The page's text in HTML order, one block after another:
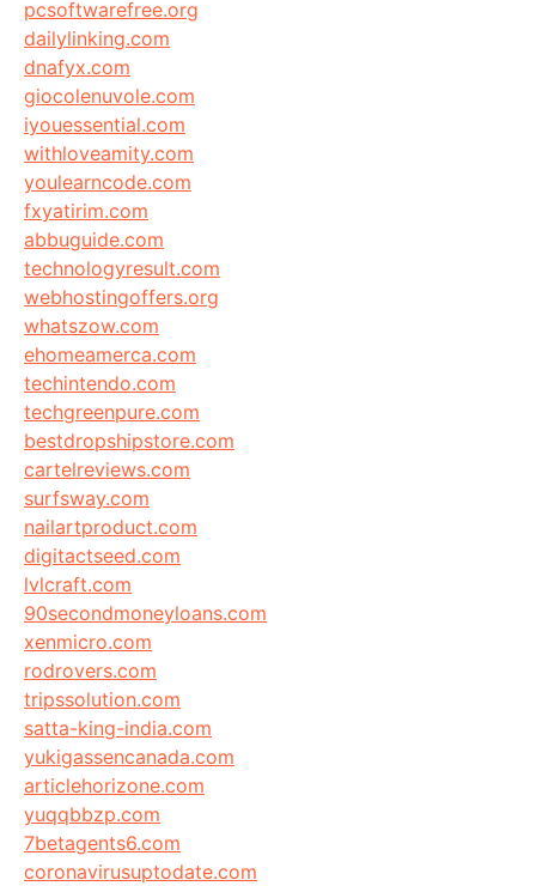
pcsoftwarefree.org
dailylinking.com
dnafyx.com
giocolenuvole.com
iyouessential.com
withloveamity.com
youlearncode.com
fxyatirim.com
abbuguide.com
technologyresult.com
webhostingoffers.org
whatszow.com
ehomeamerca.com
techintendo.com
techgreenpure.com
bestdropshipstore.com
cartelreviews.com
surfsway.com
nailartproduct.com
digitactseed.com
lvlcraft.com
90secondmoneyloans.com
xenmicro.com
rodrovers.com
tripssolution.com
satta-king-india.com
yukigassencanada.com
articlehorizone.com
yuqqbbzp.com
7betagents6.com
coronavirusuptodate.com